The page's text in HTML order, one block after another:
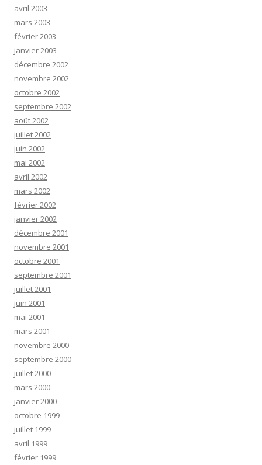
avril 2003
mars 2003
février 2003
janvier 2003
décembre 2002
novembre 2002
octobre 2002
septembre 2002
août 2002
juillet 2002
juin 2002
mai 2002
avril 2002
mars 2002
février 2002
janvier 2002
décembre 2001
novembre 2001
octobre 2001
septembre 2001
juillet 2001
juin 2001
mai 2001
mars 2001
novembre 2000
septembre 2000
juillet 2000
mars 2000
janvier 2000
octobre 1999
juillet 1999
avril 1999
février 1999